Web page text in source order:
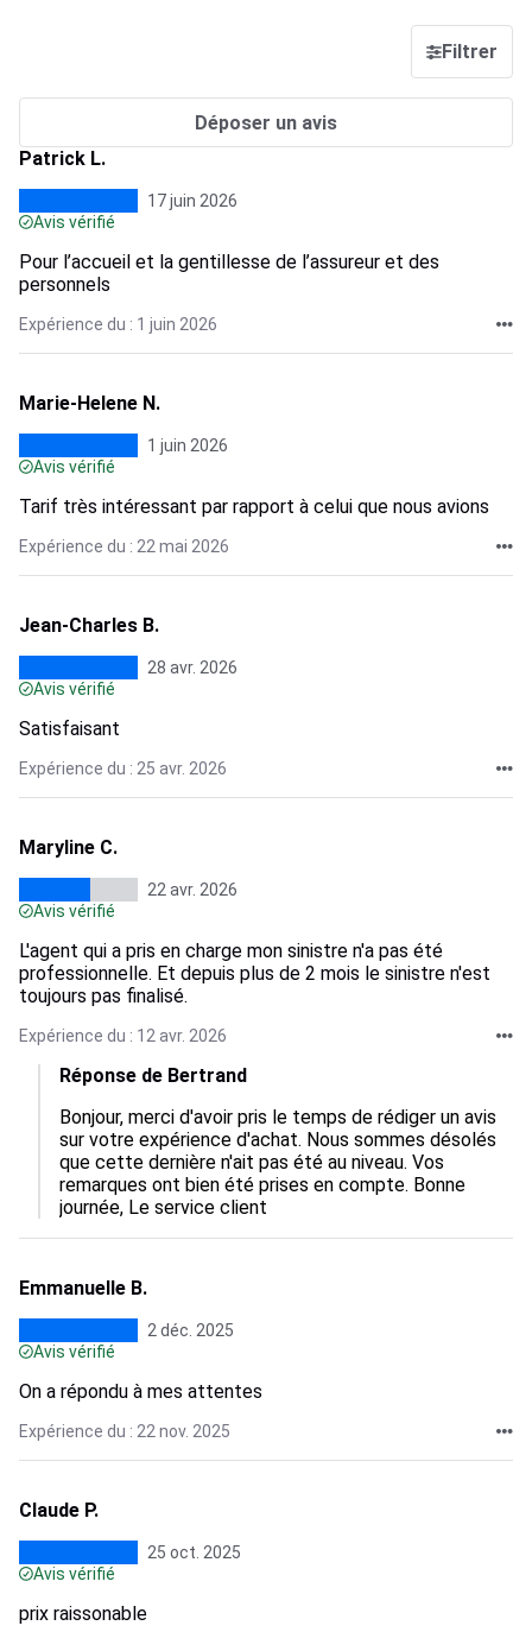
Filtrer
Déposer un avis
Patrick L.
17 juin 2026
Avis vérifié
Pour l’accueil et la gentillesse de l’assureur et des
personnels
Expérience du : 1 juin 2026
Marie-Helene N.
1 juin 2026
Avis vérifié
Tarif très intéressant par rapport à celui que nous avions
Expérience du : 22 mai 2026
Jean-Charles B.
28 avr. 2026
Avis vérifié
Satisfaisant
Expérience du : 25 avr. 2026
Maryline C.
22 avr. 2026
Avis vérifié
L'agent qui a pris en charge mon sinistre n'a pas été
professionnelle. Et depuis plus de 2 mois le sinistre n'est
toujours pas finalisé.
Expérience du : 12 avr. 2026
Réponse de Bertrand
Bonjour, merci d'avoir pris le temps de rédiger un avis
sur votre expérience d'achat. Nous sommes désolés
que cette dernière n'ait pas été au niveau. Vos
remarques ont bien été prises en compte. Bonne
journée, Le service client
Emmanuelle B.
2 déc. 2025
Avis vérifié
On a répondu à mes attentes
Expérience du : 22 nov. 2025
Claude P.
25 oct. 2025
Avis vérifié
prix raissonable